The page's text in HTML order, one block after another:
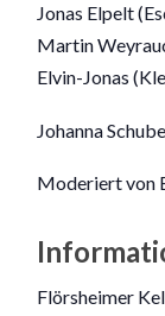
Jonas Elpelt
Martin
Elvin-Jonas
Johanna
Moderiert von
Flörsheimer